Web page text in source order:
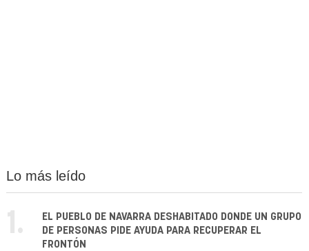
Lo más leído
1.
EL PUEBLO DE NAVARRA DESHABITADO DONDE UN GRUPO
DE PERSONAS PIDE AYUDA PARA RECUPERAR EL
FRONTÓN